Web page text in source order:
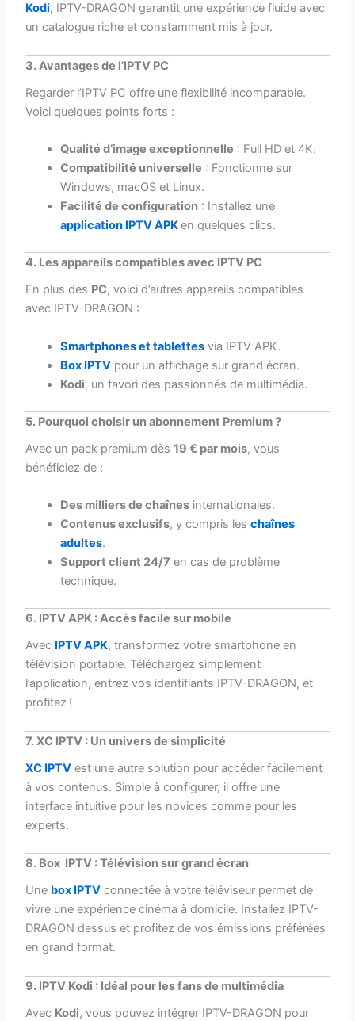
Kodi, IPTV-DRAGON garantit une expérience fluide avec
un catalogue riche et constamment mis à jour.
3. Avantages de l’IPTV PC
Regarder l’IPTV PC offre une flexibilité incomparable.
Voici quelques points forts :
Qualité d’image exceptionnelle : Full HD et 4K.
Compatibilité universelle : Fonctionne sur
Windows, macOS et Linux.
Facilité de configuration : Installez une
application IPTV APKen quelques clics.
4. Les appareils compatibles avec IPTV PC
En plus des PC, voici d’autres appareils compatibles
avec IPTV-DRAGON :
Smartphones et tablettes via IPTV APK.
Box IPTV pour un affichage sur grand écran.
Kodi, un favori des passionnés de multimédia.
5. Pourquoi choisir un abonnement Premium ?
Avec un pack premium dès19 € par mois, vous
bénéficiez de :
Des milliers de chaînes internationales.
Contenus exclusifs, y compris leschaînes
adultes.
Support client 24/7 en cas de problème
technique.
6. IPTV APK : Accès facile sur mobile
Avec IPTV APK, transformez votre smartphone en
télévision portable. Téléchargez simplement
l’application, entrez vos identifiants IPTV-DRAGON, et
profitez !
7. XC IPTV : Un univers de simplicité
XC IPTV est une autre solution pour accéder facilement
à vos contenus. Simple à configurer, il offre une
interface intuitive pour les novices comme pour les
experts.
8. Box IPTV : Télévision sur grand écran
Une box IPTV connectée à votre téléviseur permet de
vivre une expérience cinéma à domicile. Installez IPTV-
DRAGON dessus et profitez de vos émissions préférées
en grand format.
9. IPTV Kodi : Idéal pour les fans de multimédia
Avec Kodi, vous pouvez intégrer IPTV-DRAGON pour